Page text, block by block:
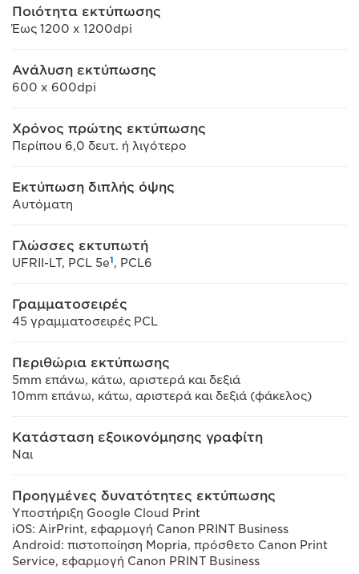
Ποιότητα εκτύπωσης
Έως 1200 x 1200dpi
Ανάλυση εκτύπωσης
600 x 600dpi
Χρόνος πρώτης εκτύπωσης
Περίπου 6,0 δευτ. ή λιγότερο
Εκτύπωση διπλής όψης
Αυτόματη
Γλώσσες εκτυπωτή
UFRII-LT, PCL 5e1, PCL6
Γραμματοσειρές
45 γραμματοσειρές PCL
Περιθώρια εκτύπωσης
5mm επάνω, κάτω, αριστερά και δεξιά
10mm επάνω, κάτω, αριστερά και δεξιά (φάκελος)
Κατάσταση εξοικονόμησης γραφίτη
Ναι
Προηγμένες δυνατότητες εκτύπωσης
Υποστήριξη Google Cloud Print
iOS: AirPrint, εφαρμογή Canon PRINT Business
Android: πιστοποίηση Mopria, πρόσθετο Canon Print
Service, εφαρμογή Canon PRINT Business